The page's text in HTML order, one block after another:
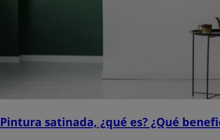
Pintura satinada, ¿qué es? ¿Qué